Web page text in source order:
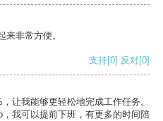
非常方便。
支持[0] 反对[0]
让我能够更轻松地完成工作任务。
我可以提前下班，有更多的时间陪